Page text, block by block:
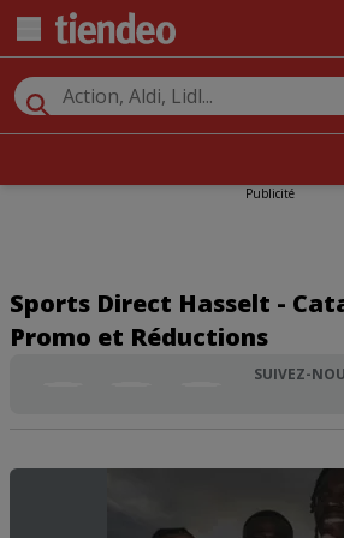
Publicité
Sports Direct Hasselt -
Promo et Réductions
SUIVEZ-